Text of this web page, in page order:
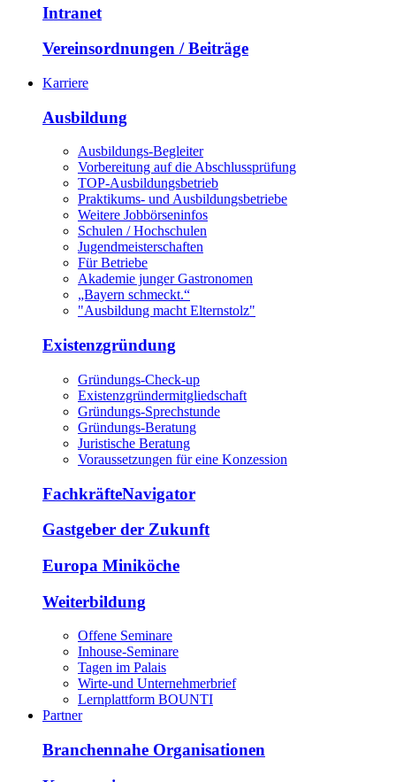
Intranet
Vereinsordnungen / Beiträge
Karriere
Ausbildung
Ausbildungs-Begleiter
Vorbereitung auf die Abschlussprüfung
TOP-Ausbildungsbetrieb
Praktikums- und Ausbildungsbetriebe
Weitere Jobbörseninfos
Schulen / Hochschulen
Jugendmeisterschaften
Für Betriebe
Akademie junger Gastronomen
„Bayern schmeckt.“
"Ausbildung macht Elternstolz"
Existenzgründung
Gründungs-Check-up
Existenzgründermitgliedschaft
Gründungs-Sprechstunde
Gründungs-Beratung
Juristische Beratung
Voraussetzungen für eine Konzession
FachkräfteNavigator
Gastgeber der Zukunft
Europa Miniköche
Weiterbildung
Offene Seminare
Inhouse-Seminare
Tagen im Palais
Wirte-und Unternehmerbrief
Lernplattform BOUNTI
Partner
Branchennahe Organisationen